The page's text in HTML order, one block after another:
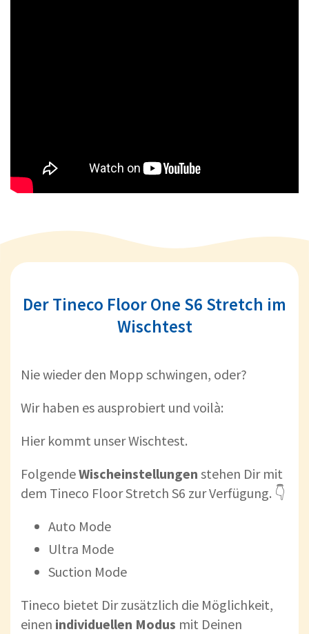
Der Tineco Floor One S6 Stretch im
Wischtest
Nie wieder den Mopp schwingen, oder?
Wir haben es ausprobiert und voilà:
Hier kommt unser Wischtest.
FolgendeWischeinstellungen stehen Dir mit
dem Tineco Floor Stretch S6 zur Verfügung. 👇
Auto Mode
Ultra Mode
Suction Mode
Tineco bietet Dir zusätzlich die Möglichkeit,
einen individuellen Modus mit Deinen